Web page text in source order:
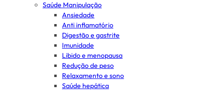
Saúde Manipulação
Ansiedade
Anti inflamatório
Digestão e gastrite
Imunidade
Libido e menopausa
Redução de peso
Relaxamento e sono
Saúde hepática